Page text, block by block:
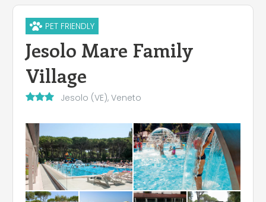
PET FRIENDLY
Jesolo Mare Family
Village
Jesolo (VE), Veneto